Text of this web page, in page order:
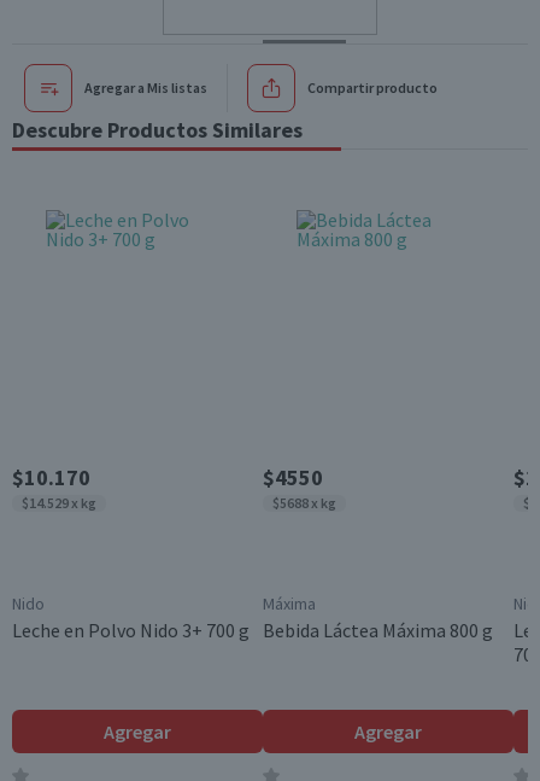
Agregar a Mis listas Compartir producto
Descubre Productos Similares
$10.170
$14.529 x kg
Nido
Leche en Polvo Nido 3+ 700 g
Agregar
$4550
$5688 x kg
Máxima
Bebida Láctea Máxima 800 g
Agregar